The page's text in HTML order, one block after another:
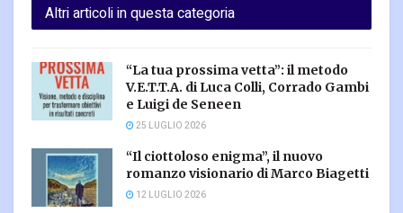
Altri articoli in questa categoria
“La tua prossima vetta”: il metodo
V.E.T.T.A. di Luca Colli, Corrado Gambi
e Luigi de Seneen
25 LUGLIO 2026
“Il ciottoloso enigma”, il nuovo
romanzo visionario di Marco Biagetti
12 LUGLIO 2026